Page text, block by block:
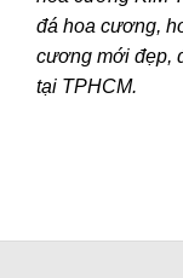
đá hoa cương,
cương mới đẹp,
tại TPHCM.